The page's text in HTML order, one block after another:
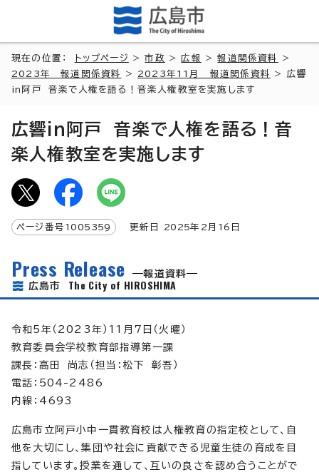
現在の位置： トップページ >市政 >広報 >報道関係資料
>
2023年 報道関係資料
> 2023年11月 報道関係資料
> 広響
in阿戸 音楽で人権を語る！音楽人権教室を実施します
広響in阿戸 音楽で人権を語る！音
楽人権教室を実施します
ページ番号 1005359 更新日 2025年2月 16 日
Press Release
報道資料
広島市 The City of HIROSHIMA
令和5年（2023年）11月7日（火曜）
教育委員会学校教育部指導第一課
課長：高田 尚志（担当：松下 彰吾）
電話：504-2486
内線：4693
広島市立阿戸小中一貫教育校は人権教育の指定校として、自
他を大切にし、集団や社会に貢献できる児童生徒の育成を目
指しています。授業を通して、互いの良さを認め合うことがで